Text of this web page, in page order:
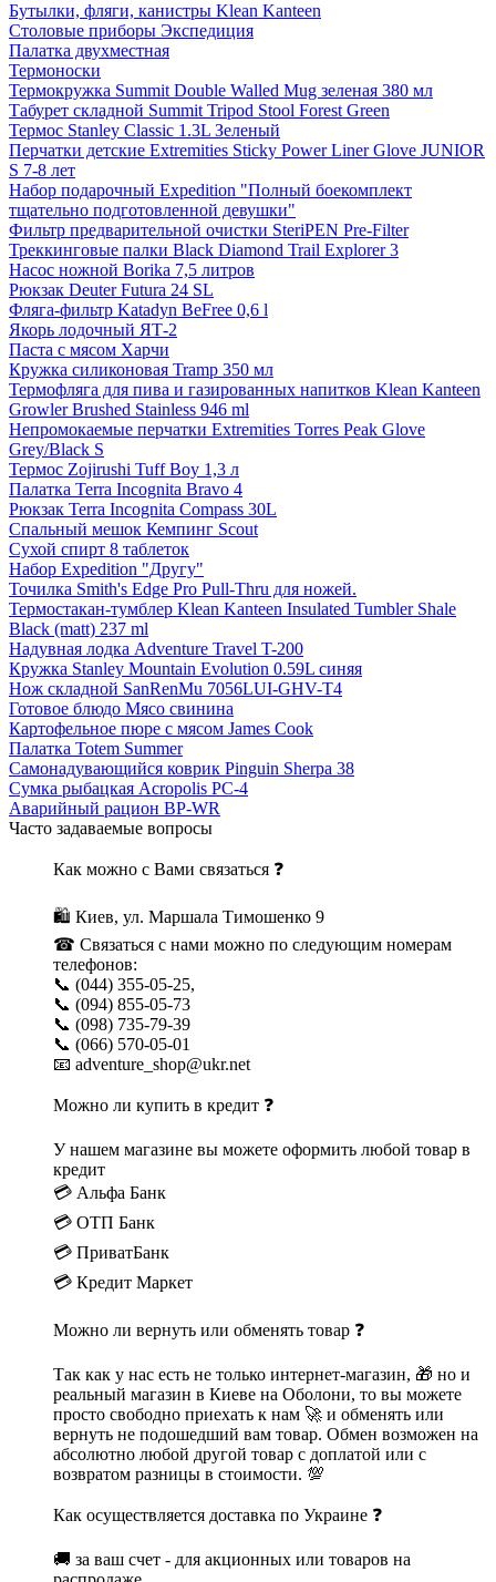
Бутылки, фляги, канистры Klean Kanteen
Столовые приборы Экспедиция
Палатка двухместная
Термоноски
Термокружка Summit Double Walled Mug зеленая 380 мл
Табурет складной Summit Tripod Stool Forest Green
Термос Stanley Classic 1.3L Зеленый
Перчатки детские Extremities Sticky Power Liner Glove JUNIOR
S 7-8 лет
Набор подарочный Expedition "Полный боекомплект
тщательно подготовленной девушки"
Фильтр предварительной очистки SteriPEN Pre-Filter
Треккинговые палки Black Diamond Trail Explorer 3
Насос ножной Borika 7,5 литров
Рюкзак Deuter Futura 24 SL
Фляга-фильтр Katadyn BeFree 0,6 l
Якорь лодочный ЯТ-2
Паста с мясом Харчи
Кружка силиконовая Tramp 350 мл
Термофляга для пива и газированных напитков Klean Kanteen
Growler Brushed Stainless 946 ml
Непромокаемые перчатки Extremities Torres Peak Glove
Grey/Black S
Термос Zojirushi Tuff Boy 1,3 л
Палатка Terra Incognita Bravo 4
Рюкзак Terra Incognita Compass 30L
Спальный мешок Кемпинг Scout
Сухой спирт 8 таблеток
Набор Expedition "Другу"
Точилка Smith's Edge Pro Pull-Thru для ножей.
Термостакан-тумблер Klean Kanteen Insulated Tumbler Shale
Black (matt) 237 ml
Надувная лодка Adventure Travel T-200
Кружка Stanley Mountain Evolution 0.59L синяя
Нож складной SanRenMu 7056LUI-GHV-T4
Готовое блюдо Мясо свинина
Картофельное пюре с мясом James Cook
Палатка Totem Summer
Самонадувающийся коврик Pinguin Sherpa 38
Сумка рыбацкая Acropolis РС-4
Аварийный рацион BP-WR
Часто задаваемые вопросы
Как можно с Вами связаться ❓
🛍 Киев, ул. Маршала Тимошенко 9
☎ Связаться с нами можно по следующим номерам
телефонов:
📞 (044) 355-05-25,
📞 (094) 855-05-73
📞 (098) 735-79-39
📞 (066) 570-05-01
📧 adventure_shop@ukr.net
Можно ли купить в кредит ❓
У нашем магазине вы можете оформить любой товар в
кредит
💳 Альфа Банк
💳 ОТП Банк
💳 ПриватБанк
💳 Кредит Маркет
Можно ли вернуть или обменять товар ❓
Так как у нас есть не только интернет-магазин, 🎁 но и
реальный магазин в Киеве на Оболони, то вы можете
просто свободно приехать к нам 🚀 и обменять или
вернуть не подошедший вам товар. Обмен возможен на
абсолютно любой другой товар с доплатой или с
возвратом разницы в стоимости. 💯
Как осуществляется доставка по Украине ❓
🚚 за ваш счет - для акционных или товаров на